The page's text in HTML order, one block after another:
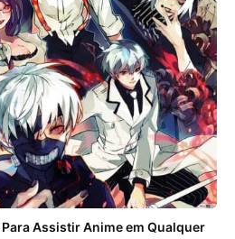
Assistir Anime em Qualquer